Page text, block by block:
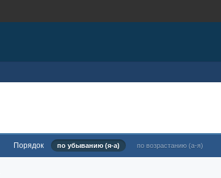
Порядок по убыванию (я-а) по возрастанию (а-я)